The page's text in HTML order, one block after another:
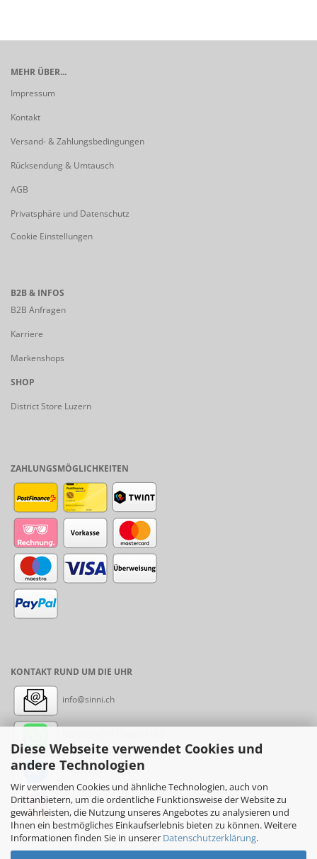
Diese Webseite verwendet Cookies und
andere Technologien
Wir verwenden Cookies und ähnliche Technologien, auch von
Drittanbietern, um die ordentliche Funktionsweise der Website zu
gewährleisten, die Nutzung unseres Angebotes zu analysieren und
Ihnen ein bestmögliches Einkaufserlebnis bieten zu können. Weitere
Informationen finden Sie in unserer Datenschutzerklärung.
MEHR ÜBER...
Impressum
Kontakt
Versand- & Zahlungsbedingungen
Rücksendung & Umtausch
AGB
Privatsphäre und Datenschutz
Cookie Einstellungen
B2B & INFOS
B2B Anfragen
Karriere
Markenshops
SHOP
District Store Luzern
ZAHLUNGSMÖGLICHKEITEN
KONTAKT RUND UM DIE UHR
info@sinni.ch
Messenger: sinni.ch
Instagram: sinni_ch